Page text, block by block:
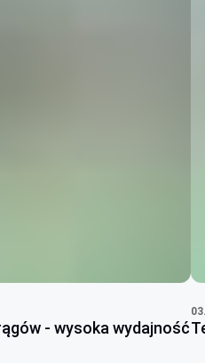
- wysoka wydajność